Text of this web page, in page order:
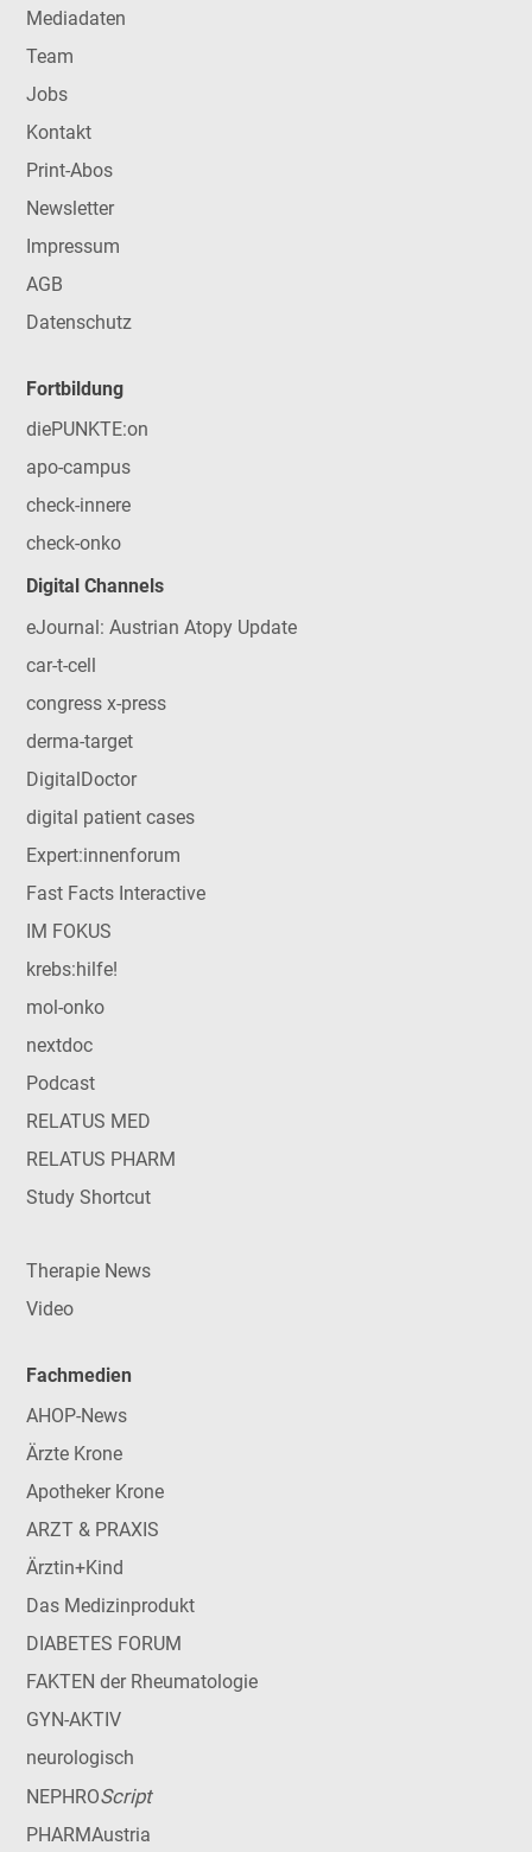
Mediadaten
Team
Jobs
Kontakt
Print-Abos
Newsletter
Impressum
AGB
Datenschutz
Fortbildung
diePUNKTE:on
apo-campus
check-innere
check-onko
Digital Channels
eJournal: Austrian Atopy Update
car-t-cell
congress x-press
derma-target
DigitalDoctor
digital patient cases
Expert:innenforum
Fast Facts Interactive
IM FOKUS
krebs:hilfe!
mol-onko
nextdoc
Podcast
RELATUS MED
RELATUS PHARM
Study Shortcut
Therapie News
Video
Fachmedien
AHOP-News
Ärzte Krone
Apotheker Krone
ARZT & PRAXIS
Ärztin+Kind
Das Medizinprodukt
DIABETES FORUM
FAKTEN der Rheumatologie
GYN-AKTIV
neurologisch
NEPHROScript
PHARMAustria